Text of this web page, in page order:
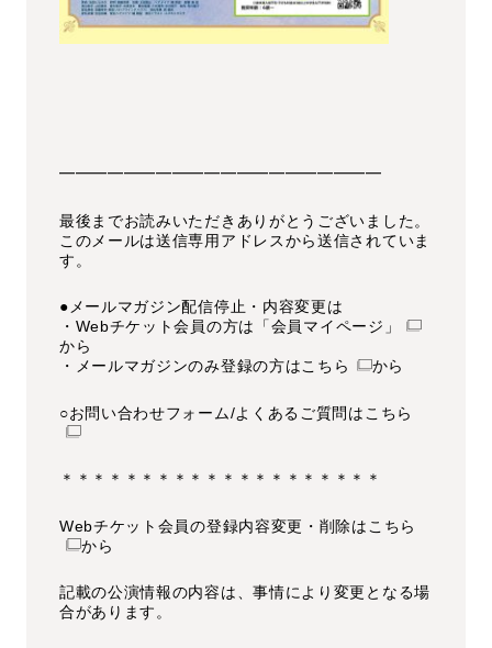
━━━━━━━━━━━━━━━━━━━━
最後までお読みいただきありがとうございました。
このメールは送信専用アドレスから送信されていま
す。
●メールマガジン配信停止・内容変更は
・Webチケット会員の方は
「会員マイページ」
から
・メールマガジンのみ登録の方はこちら から
○お問い合わせフォーム/よくあるご質問はこちら
＊＊＊＊＊＊＊＊＊＊＊＊＊＊＊＊＊＊＊＊
Webチケット会員の登録内容変更・削除は こちら
から
記載の公演情報の内容は、事情により変更となる場
合があります。